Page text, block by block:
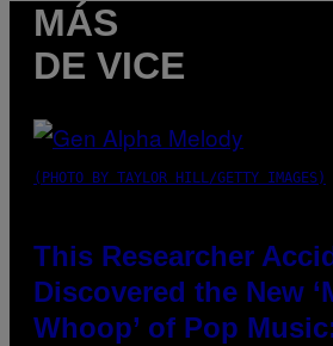
MÁS
DE VICE
(PHOTO BY TAYLOR HILL/GETTY IMAGES)
This Researcher
Discovered the New
Whoop’ of Pop